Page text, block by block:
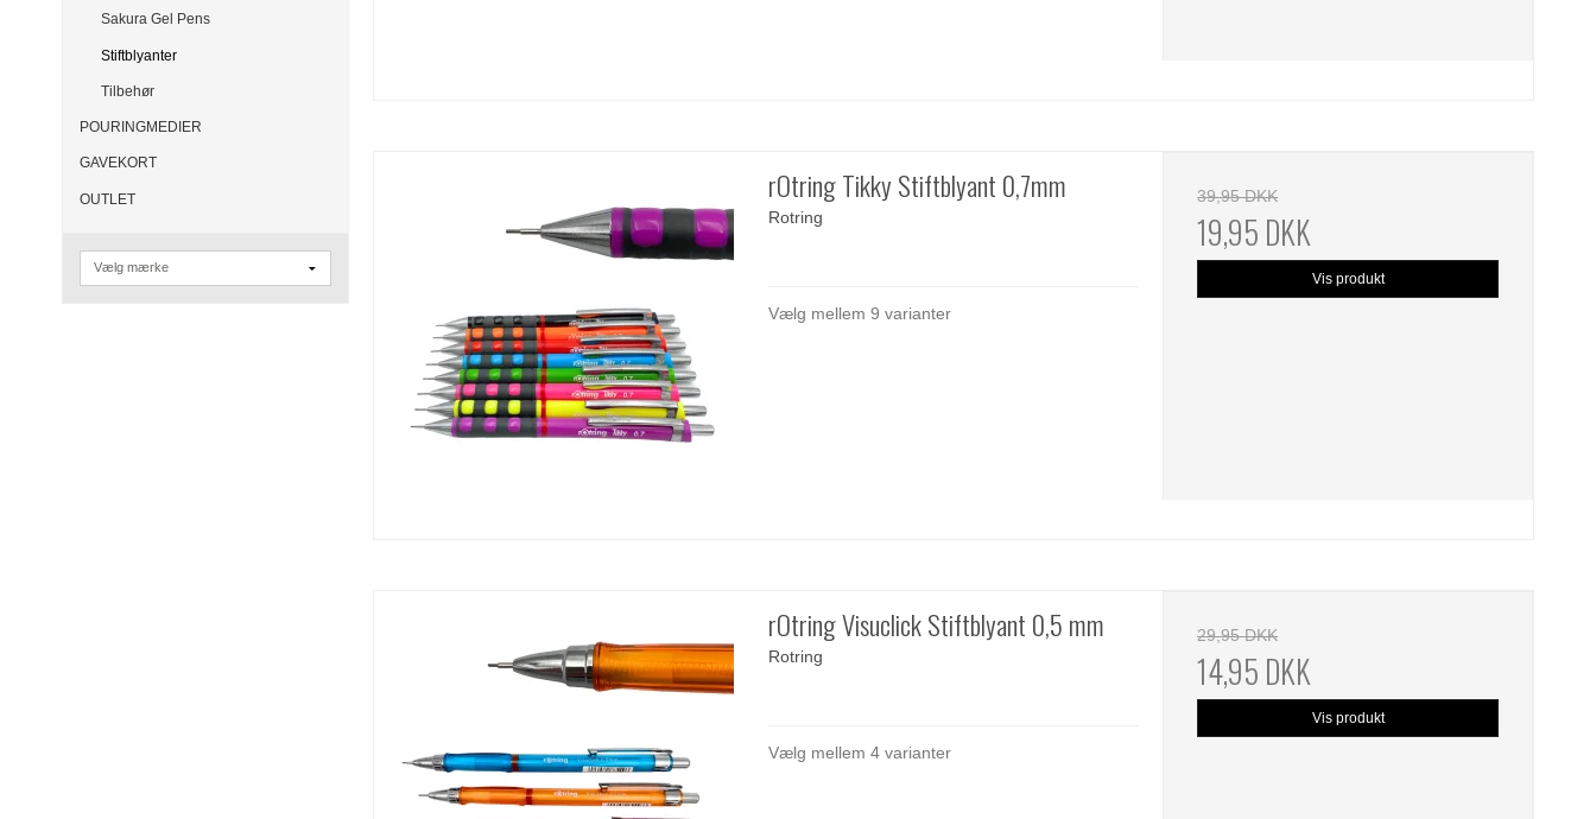
Sakura Gel Pens
Stiftblyanter
Tilbehør
POURINGMEDIER
GAVEKORT
OUTLET rOtring Tikky Stiftblyant 0,7mm
Rotring
Vælg mellem 9 varianter
39,95 DKK
19,95 DKK
Vis produkt
rOtring Visuclick Stiftblyant 0,5 mm
Rotring
Vælg mellem 4 varianter
29,95 DKK
14,95 DKK
Vis produkt